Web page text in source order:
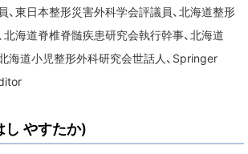
東日本整形災害外科学会評議員、北海道整形
北海道脊椎脊髄疾患研究会執行幹事、北海道
海道小児整形外科研究会世話人、Springer
やすたか)